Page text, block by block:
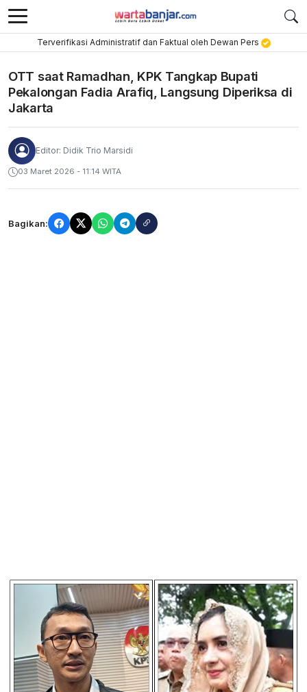
Terverifikasi Administratif dan Faktual oleh Dewan Pers
OTT saat Ramadhan, KPK Tangkap Bupati
Pekalongan Fadia Arafiq, Langsung Diperiksa di
Jakarta
Editor: Didik Trio Marsidi
03 Maret 2026 - 11:14 WITA
Bagikan: